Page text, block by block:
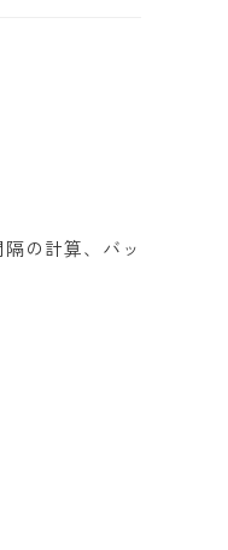
の計算、バッ